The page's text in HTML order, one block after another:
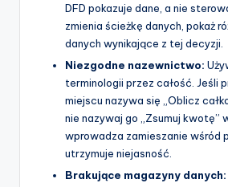
DFD pokazuje dane, a nie
zmienia ścieżkę danych, pokaż
danych wynikające z tej decyzji.
Niezgodne nazewnictwo:
terminologii przez całość. Jeśli
miejscu nazywa się „Oblicz
nie nazywaj go „Zsumuj kwotę”
wprowadza zamieszanie wśród
utrzymuje niejasność.
Brakujące magazyny danych: